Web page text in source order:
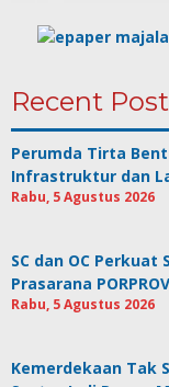
Recent Post
Perumda Tirta
Infrastruktur dan
Rabu, 5 Agustus 2026
SC dan OC Perkuat
Prasarana
Rabu, 5 Agustus 2026
Kemerdekaan Tak